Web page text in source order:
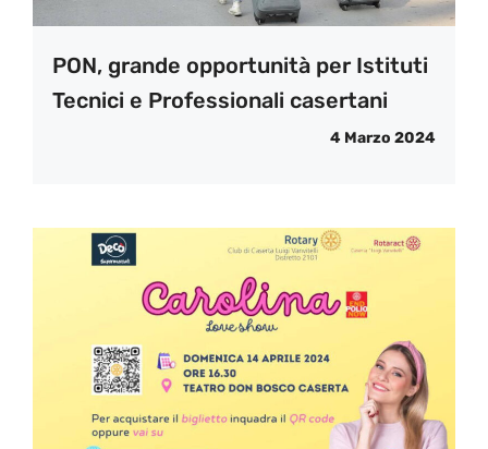
PON, grande opportunità per Istituti
Tecnici e Professionali casertani
4 Marzo 2024